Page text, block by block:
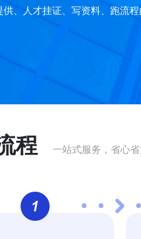
供、人才挂证、写资料、跑流
程 一站式服务，省心省